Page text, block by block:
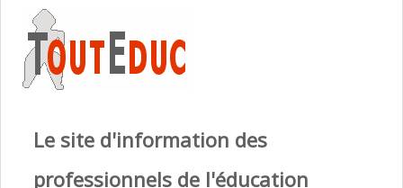
Le site d'information des
professionnels de l'éducation